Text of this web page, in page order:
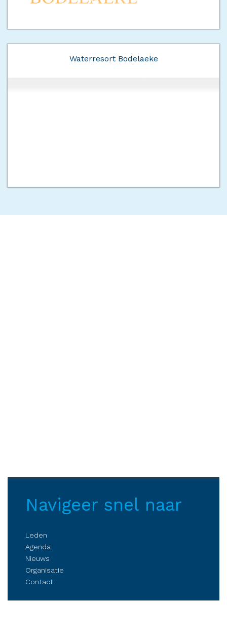
Waterresort Bodelaeke
Navigeer snel naar
Leden
Agenda
Nieuws
Organisatie
Contact